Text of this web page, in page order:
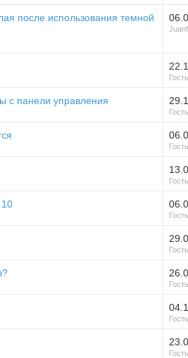
после использования темной
Гость
с панели управления
Гость
Гость
Гость
Гость
Гость
Гость
Гость
Гость